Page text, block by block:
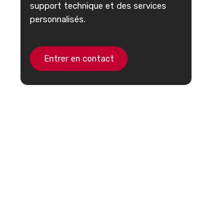
support technique et des services
personnalisés.
Entrer en contact